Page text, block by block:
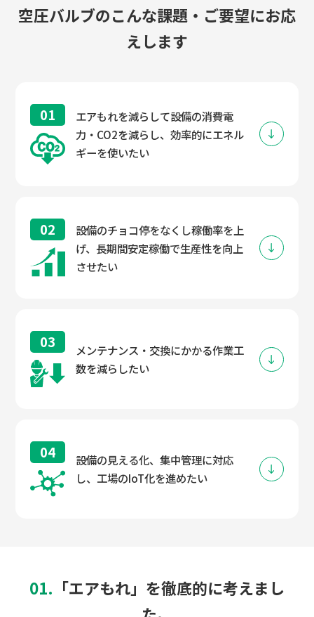
空圧バルブのこんな課題・ご要望にお応
えします
01
エアもれを減らして設備の消費電
力・CO2を減らし、効率的にエネル
ギーを使いたい
02
設備のチョコ停をなくし稼働率を上
げ、長期間安定稼働で生産性を向上
させたい
03
メンテナンス・交換にかかる作業工
数を減らしたい
04
設備の見える化、集中管理に対応
し、工場のIoT化を進めたい
01. 「エアもれ」を徹底的に考えまし